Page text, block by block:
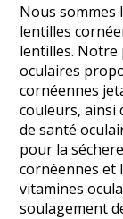
Nous sommes
lentilles
lentilles. Notre
oculaires
cornéennes
couleurs, ainsi
de santé
pour la
cornéennes et
vitamines
soulagement